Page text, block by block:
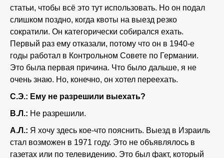
статьи, чтобы всё это тут использовать. Но он подал
слишком поздно, когда квоты на выезд резко
сократили. Он категорически собирался ехать.
Первый раз ему отказали, потому что он в 1940-е
годы работал в Контрольном Совете по Германии.
Это была первая причина. Что было дальше, я не
очень знаю. Но, конечно, он хотел переехать.
С.Э.: Ему не разрешили выехать?
В.Л.: Не разрешили.
А.Л.: Я хочу здесь кое-что пояснить. Выезд в Израиль
стал возможен в 1971 году. Это не объявлялось в
газетах или по телевидению. Это был факт, который